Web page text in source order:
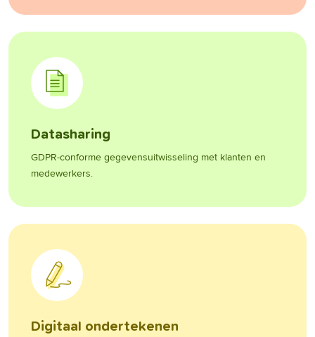
Datasharing
GDPR-conforme gegevensuitwisseling met klanten en
medewerkers.
Digitaal ondertekenen